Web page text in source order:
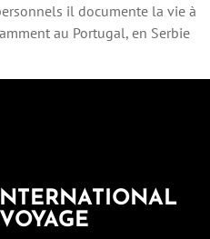
il documente la vie à
au Portugal, en Serbie